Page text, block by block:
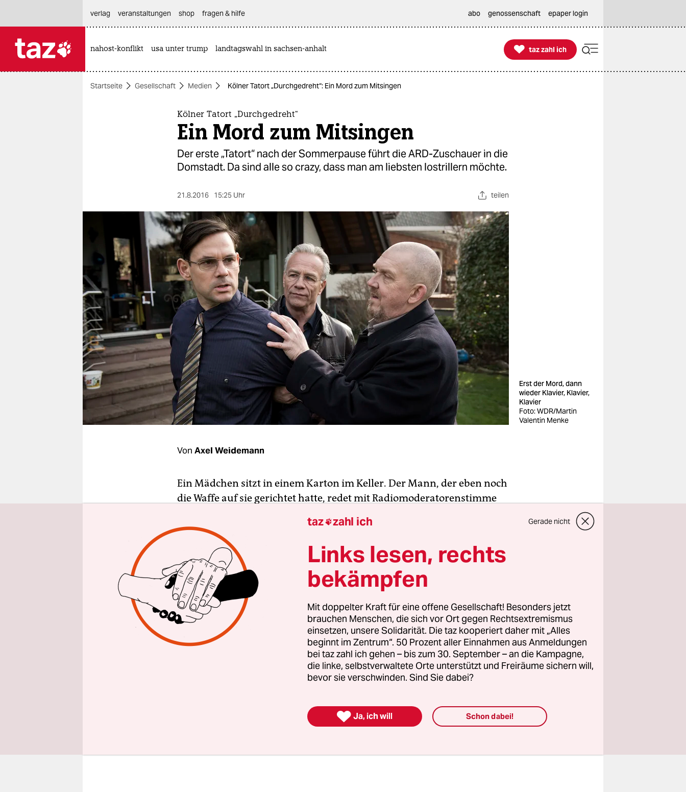
themen
nord
wahrheit
verlag
verlag
veranstaltungen
shop
fragen & hilfe
unterstützen
abo
verlag
veranstaltungen shop fragen & hilfe abo genossenschaft epaper login
nahost-konflikt usa unter trump landtagswahl in sachsen-anhalt 
taz zahl ich
taz zahl ich
Startseite Gesellschaft Medien Kölner Tatort „Durchgedreht“: Ein Mord zum Mitsingen
Kölner Tatort „Durchgedreht“
Ein Mord zum Mitsingen
Der erste „Tatort“ nach der Sommerpause führt die ARD-Zuschauer in die
Domstadt. Da sind alle so crazy, dass man am liebsten lostrillern möchte.
21.8.2016 15:25 Uhr teilen
Erst der Mord, dann
wieder Klavier, Klavier,
Klavier
Foto: WDR/Martin
Valentin Menke
Von Axel Weidemann
Ein Mädchen sitzt in einem Karton im Keller. Der Mann, der eben noch
die Waffe auf sie gerichtet hatte, redet mit Radiomoderatorenstimme
was. Bist du die Anna? Ja, ich bin Polizist. Kommst du mit nach oben?“
Hauptkommissar Max Ballauf (Klaus J. Behrendt) kann ganz gut mit
Kindern. Obwohl er ja selbst keine hat. Dann setzt Betroffenheits-
Klaviermusik ein. Und zwar so penetrant, dass man glaubt, der Polizist
beginne gleich, ergriffen zu singen. Tatsächlich: Der „Tatort“ mit dem
Titel „Durchgedreht“ (Regie: Dagmar Seume) erinnert in seiner
Überdeutlichkeit an ein Musical.
taz zahl ich Gerade nicht
Links lesen, rechts
bekämpfen
Mit doppelter Kraft für eine offene Gesellschaft! Besonders jetzt
brauchen Menschen, die sich vor Ort gegen Rechtsextremismus
einsetzen, unsere Solidarität. Die taz kooperiert daher mit „Alles
beginnt im Zentrum“. 50 Prozent aller Einnahmen aus Anmeldungen
bei taz zahl ich gehen – bis zum 30. September – an die Kampagne,
die linke, selbstverwaltete Orte unterstützt und Freiräume sichern will,
bevor sie verschwinden. Sind Sie dabei?
 Ja, ich will Schon dabei!